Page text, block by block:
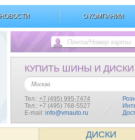
НОВОСТИ О КОМПАНИИ
КУПИТЬ ШИНЫ И ДИСКИ
Москва
Тел.: +7 (495) 995-7474
Тел.: +7 (495) 768-5527
E-mail: info@vmauto.ru
ДИСКИ